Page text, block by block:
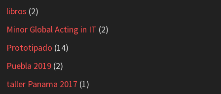
libros (2)
Minor Global Acting in IT (2)
Prototipado (14)
Puebla 2019(2)
taller Panama 2017 (1)